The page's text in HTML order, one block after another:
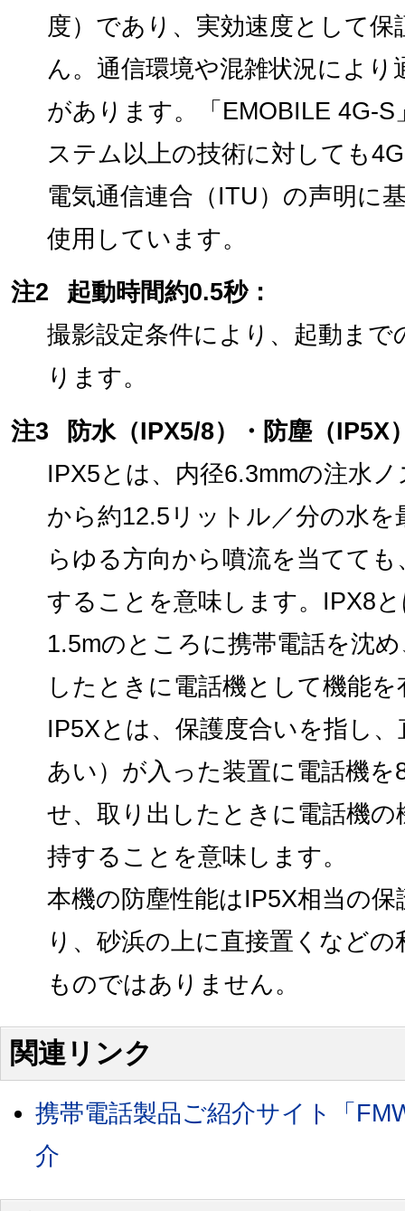
度）であり、実効速度として
ん。通信環境や混雑状況によ
があります。「EMOBILE 4G-
ステム以上の技術に対しても
電気通信連合（ITU）の声明に
使用しています。
注2
起動時間約0.5秒：
撮影設定条件により、起動ま
ります。
注3
防水（IPX5/8）・防塵（IP5X
IPX5とは、内径6.3mmの注水
から約12.5リットル／分の水
らゆる方向から噴流を当てて
することを意味します。IPX8
1.5mのところに携帯電話を沈
したときに電話機として機能
IP5Xとは、保護度合いを指し
あい）が入った装置に電話機
せ、取り出したときに電話機
持することを意味します。
本機の防塵性能はIP5X相当の
り、砂浜の上に直接置くなど
ものではありません。
関連リンク
携帯電話製品ご紹介サイト「
介